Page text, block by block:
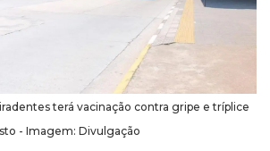
terá vacinação contra gripe e tríplice
- Imagem: Divulgação